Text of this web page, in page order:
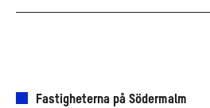
Fastigheterna på Södermalm